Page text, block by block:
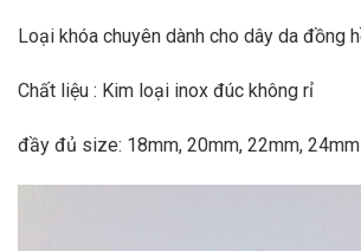
Loại khóa chuyên dành cho dây da đồng
Chất liệu : Kim loại inox đúc không rỉ
đầy đủ size: 18mm, 20mm, 22mm, 24mm